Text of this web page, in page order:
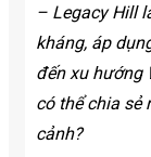
– Legacy Hill
kháng, áp
đến xu hướng
có thể chia sẻ
cảnh?